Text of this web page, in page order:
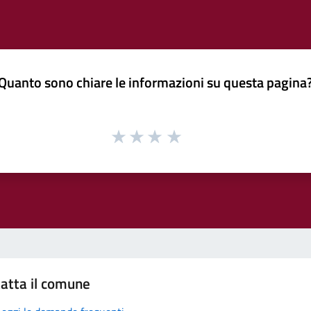
sono chiare le informazioni su questa
il comune